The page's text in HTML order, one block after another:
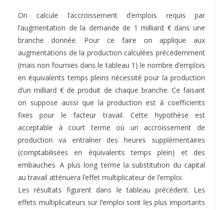
On calcule l’accroissement d’emplois requis par
l’augmentation de la demande de 1 milliard € dans une
branche donnée. Pour ce faire on applique aux
augmentations de la production calculées précédemment
(mais non fournies dans le tableau 1) le nombre d’emplois
en équivalents temps pleins nécessité pour la production
d’un milliard € de produit de chaque branche. Ce faisant
on suppose aussi que la production est à coefficients
fixes pour le facteur travail. Cette hypothèse est
acceptable à court terme où un accroissement de
production va entraîner des heures supplémentaires
(comptabilisées en équivalents temps plein) et des
embauches. A plus long terme la substitution du capital
au travail atténuera l’effet multiplicateur de l’emploi.
Les résultats figurent dans le tableau précédent. Les
effets multiplicateurs sur l’emploi sont les plus importants